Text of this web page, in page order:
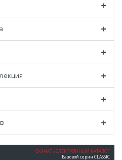
СКАЧАТЬ ЭЛЕКТРОННЫЙ КАТАЛОГ
Базовой серии CLASSIC